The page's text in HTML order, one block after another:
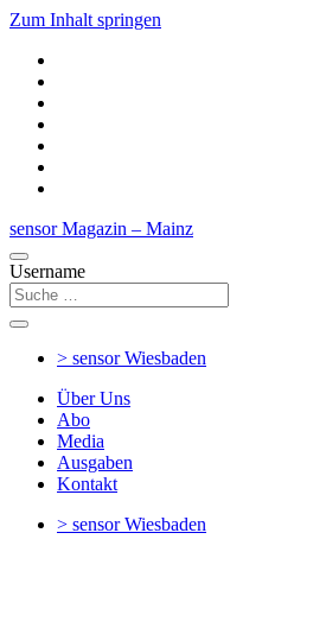
Zum Inhalt springen
sensor Magazin – Mainz
Username
> sensorWiesbaden
Über Uns
Abo
Media
Ausgaben
Kontakt
> sensorWiesbaden